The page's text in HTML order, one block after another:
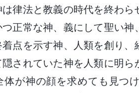
律法と教義の時代を終わ
正常な神、義にして聖い神
点を示す神、人類を創り
されていた神を人類に明
体が神の顔を求めても見つ